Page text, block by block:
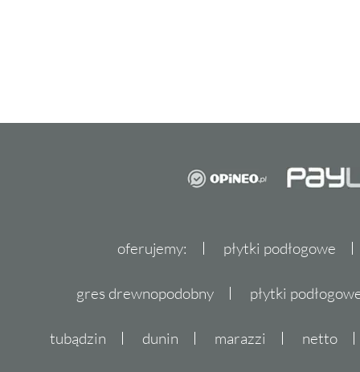
oferujemy: płytki podłogowe
gres drewnopodobny płytki
tubądzin dunin marazzi netto